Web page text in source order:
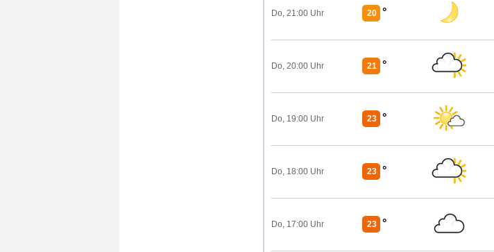
Do, 21:00 Uhr 20 °
Do, 20:00 Uhr 21 °
Do, 19:00 Uhr 23 °
Do, 18:00 Uhr 23 °
Do, 17:00 Uhr 23 °